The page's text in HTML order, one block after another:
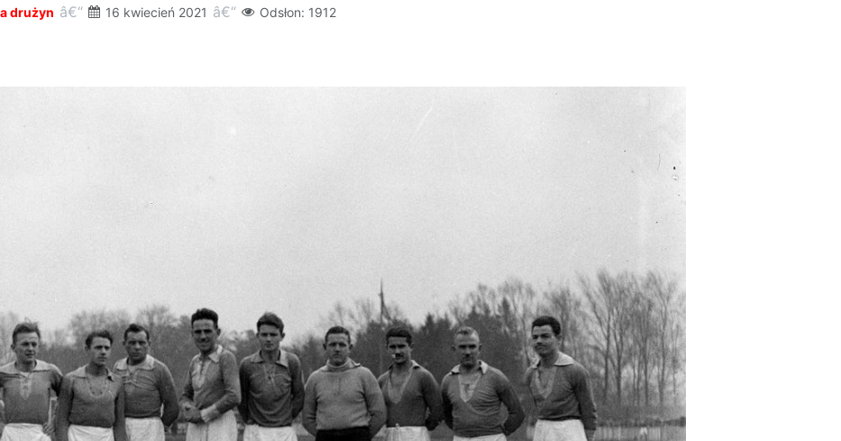
drużyn 16 kwiecień 2021 Odsłon: 1912